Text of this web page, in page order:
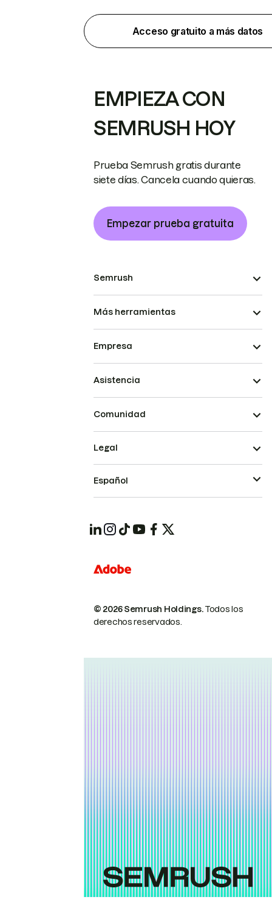
Acceso gratuito a más datos
EMPIEZA CON
SEMRUSH HOY
Prueba Semrush gratis durante
siete días. Cancela cuando quieras.
Empezar prueba gratuita
Semrush
Más herramientas
Empresa
Asistencia
Comunidad
© 2026 Semrush Holdings.Todos los
derechos reservados.
Legal
Español